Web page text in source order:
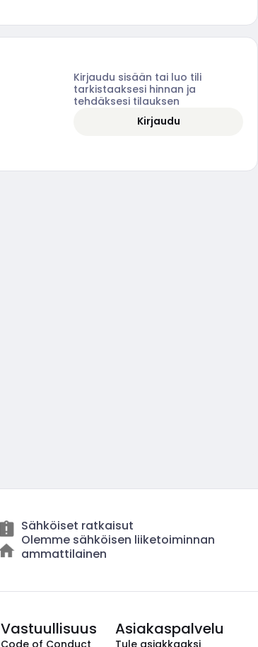
Kirjaudu sisään tai luo tili
tarkistaaksesi hinnan ja
tehdäksesi tilauksen
Kirjaudu
Sähköiset ratkaisut
Olemme sähköisen liiketoiminnan
ammattilainen
Vastuullisuus
Code of Conduct
Asiakaspalvelu
Tule asiakkaaksi